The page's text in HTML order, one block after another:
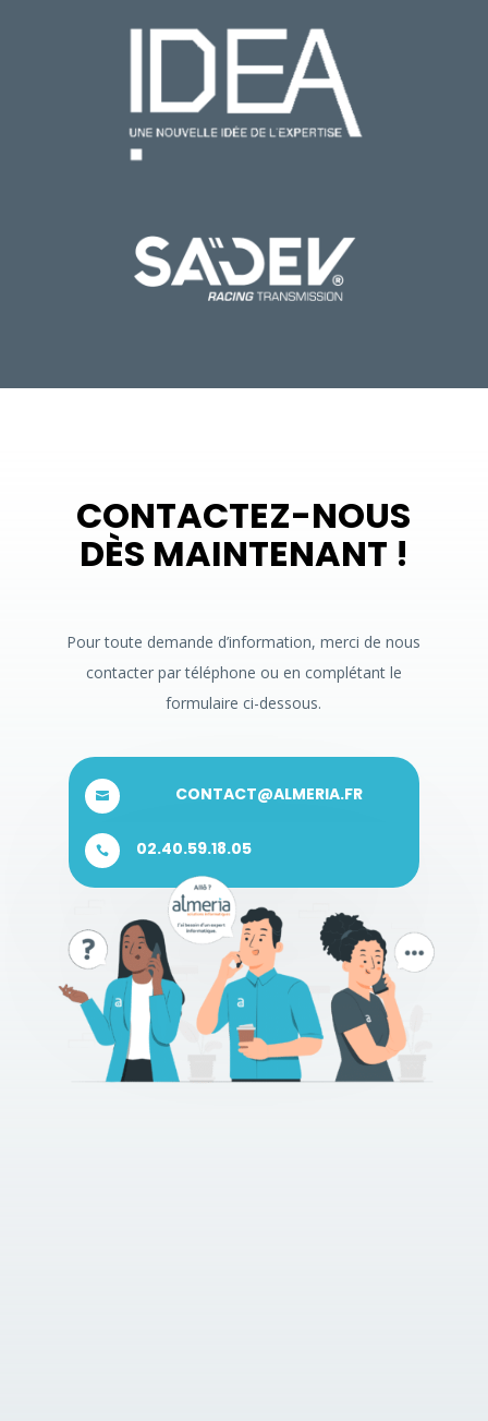
CONTACTEZ-NOUS
DÈS MAINTENANT !
Pour toute demande d’information, merci de nous
contacter par téléphone ou en complétant le
formulaire ci-dessous.
 CONTACT@ALMERIA.FR
 02.40.59.18.05